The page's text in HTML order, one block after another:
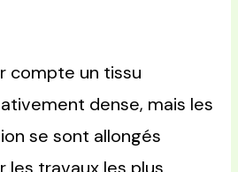
compte un tissu
dense, mais les
se sont allongés
les travaux les plus